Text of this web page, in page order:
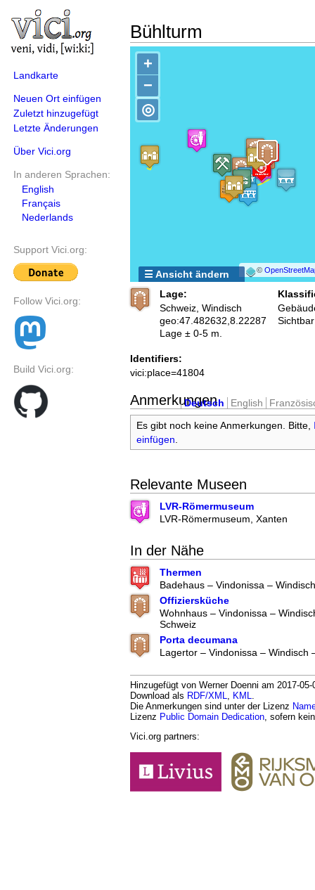
Landkarte
Neuen Ort einfügen
Zuletzt hinzugefügt
Letzte Änderungen
Über Vici.org
In anderen Sprachen:
English
Français
Nederlands
Support Vici.org:
Follow Vici.org:
Build Vici.org:
Bühlturm
+
−
©
◎
☰ Ansicht ändern
Lage:
Schweiz, Windisch
geo:47.482632,8.22287
Lage ± 0-5 m.
Sichtbar
Identifiers:
vici:place=41804
Anmerkungen
Deutsch English
Es gibt noch keine Anmerkungen. Bitte,
einfügen
Relevante Museen
LVR-Römermuseum
LVR-Römermuseum, Xanten
In der Nähe
Thermen
Badehaus – Vindonissa –
Offiziersküche
Wohnhaus – Vindonissa –
Schweiz
Porta decumana
Lagertor – Vindonissa – Windisch
Hinzugefügt von Werner Doenni am 2017-
Download als RDF/XML KML
Die Anmerkungen sind unter der Lizenz
Lizenz Public Domain Dedication , sofern
Vici.org partners: